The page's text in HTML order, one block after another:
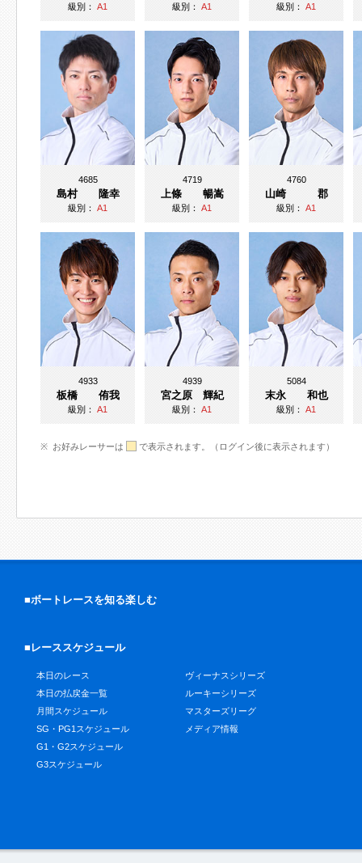
級別：A1 級別：A1 級別：A1
4685
島村 隆幸
級別：A1
4719
上條 暢嵩
級別：A1
4760
山崎 郡
級別：A1
4933
板橋 侑我
級別：A1
4939
宮之原 輝紀
級別：A1
5084
末永 和也
級別：A1
お好みレーサーは で表示されます。（ログイン後に表示されます）
■ボートレースを知る楽しむ
■レーススケジュール
本日のレース
本日の払戻金一覧
月間スケジュール
SG・PG1スケジュール
G1・G2スケジュール
G3スケジュール
ヴィーナスシリーズ
ルーキーシリーズ
マスターズリーグ
メディア情報